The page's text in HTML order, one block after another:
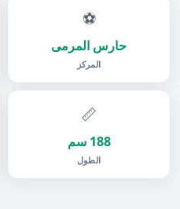
⚽
حارس المرمى
المركز
📏
188 سم
الطول